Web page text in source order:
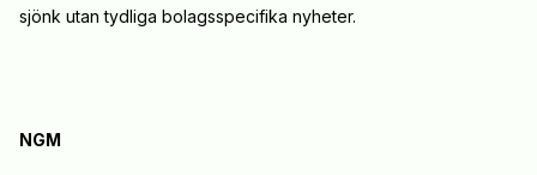
sjönk utan tydliga bolagsspecifika nyheter.
NGM